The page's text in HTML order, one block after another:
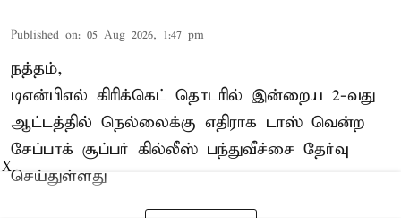
Published on: 05 Aug 2026, 1:47 pm
நத்தம்,
டிஎன்பிஎல் கிரிக்கெட் தொடரில் இன்றைய 2-வது
ஆட்டத்தில் நெல்லைக்கு எதிராக டாஸ் வென்ற
சேப்பாக் சூப்பர் கில்லீஸ் பந்துவீச்சை தேர்வு
செய்துள்ளது
X